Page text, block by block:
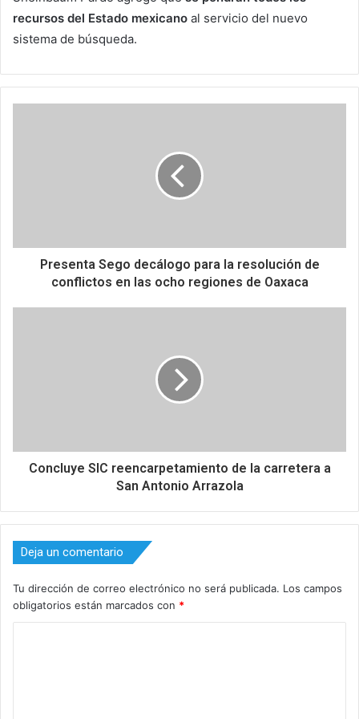
recursos del Estado mexicano al servicio del nuevo
sistema de búsqueda.
Presenta Sego decálogo para la resolución de
conflictos en las ocho regiones de Oaxaca
Concluye SIC reencarpetamiento de la carretera a
San Antonio Arrazola
Deja un comentario
Tu dirección de correo electrónico no será publicada. Los campos
obligatorios están marcados con *